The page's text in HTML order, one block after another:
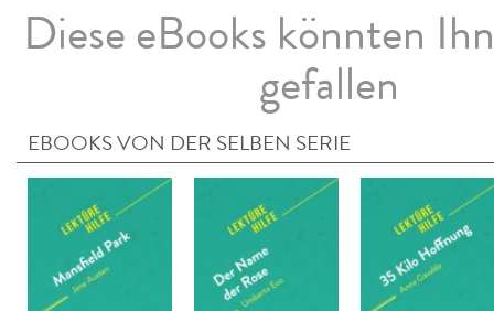
Diese eBooks könnten
gefallen
EBOOKS VON DER SELBEN SERIE